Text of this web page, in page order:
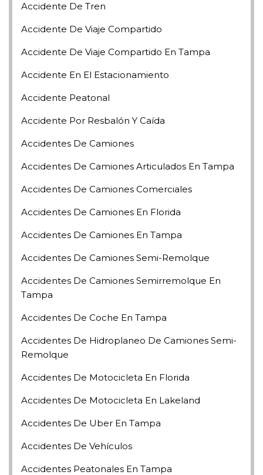
Accidente De Tren
Accidente De Viaje Compartido
Accidente De Viaje Compartido En Tampa
Accidente En El Estacionamiento
Accidente Peatonal
Accidente Por Resbalón Y Caída
Accidentes De Camiones
Accidentes De Camiones Articulados En Tampa
Accidentes De Camiones Comerciales
Accidentes De Camiones En Florida
Accidentes De Camiones En Tampa
Accidentes De Camiones Semi-Remolque
Accidentes De Camiones Semirremolque En
Tampa
Accidentes De Coche En Tampa
Accidentes De Hidroplaneo De Camiones Semi-
Remolque
Accidentes De Motocicleta En Florida
Accidentes De Motocicleta En Lakeland
Accidentes De Uber En Tampa
Accidentes De Vehículos
Accidentes Peatonales En Tampa